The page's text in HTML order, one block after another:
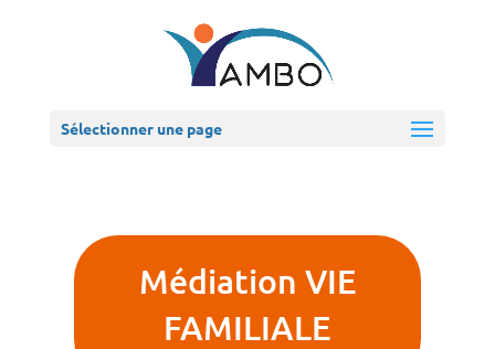
Sélectionner une page
Médiation VIE
FAMILIALE